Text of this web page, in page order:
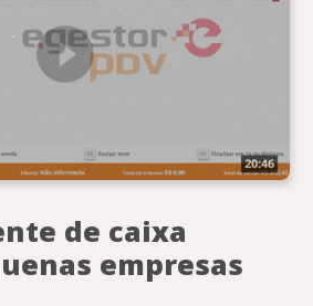
de caixa
empresas